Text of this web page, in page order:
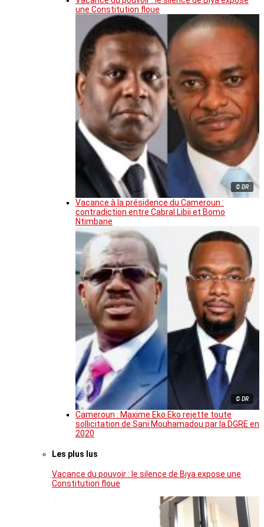
une Constitution floue
© DR
Vacance à la présidence du Cameroun :
contradiction entre Cabral Libii et Bomo
Ntimbane
© DR
Cameroun : Maxime Eko Eko rejette toute
sollicitation de Sani Mouhamadou par la DGRE en
2020
Les plus lus
Vacance du pouvoir : le silence de Biya expose une
Constitution floue